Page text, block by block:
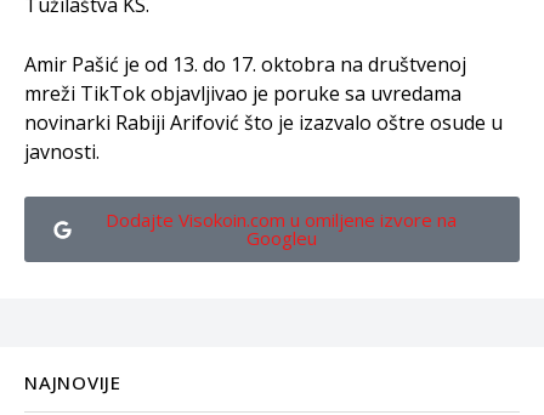
Amir Pašić je od 13. do 17. oktobra na društvenoj
mreži TikTok objavljivao je poruke sa uvredama
novinarki Rabiji Arifović što je izazvalo oštre osude u
javnosti.
Dodajte Visokoin.com u omiljene izvore na
Googleu
NAJNOVIJE